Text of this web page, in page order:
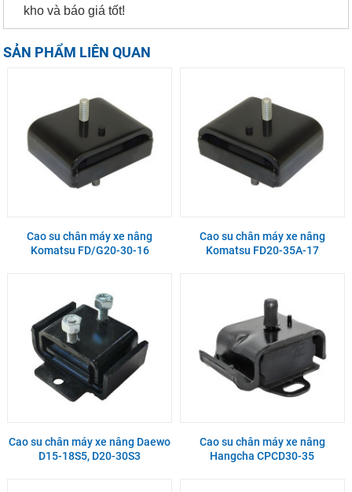
kho và báo giá tốt!
SẢN PHẨM LIÊN QUAN
Cao su chân máy xe nâng
Komatsu FD/G20-30-16
Cao su chân máy xe nâng
Komatsu FD20-35A-17
Cao su chân máy xe nâng Daewo
D15-18S5, D20-30S3
Cao su chân máy xe nâng
Hangcha CPCD30-35